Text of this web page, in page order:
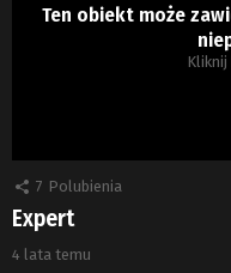
Ten obiekt może
Kliknij
7 Polubienia
Expert
4 lata temu